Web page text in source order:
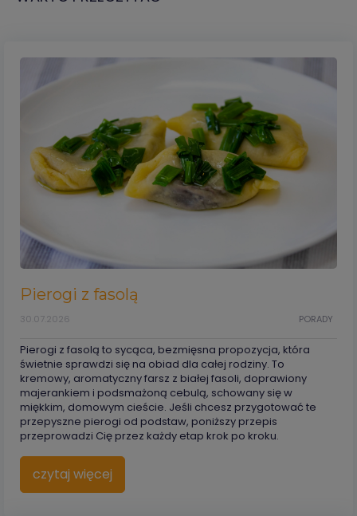
Pierogi z fasolą
PORADY
30.07.2026
Pierogi z fasolą to sycąca, bezmięsna propozycja, która
świetnie sprawdzi się na obiad dla całej rodziny. To
kremowy, aromatyczny farsz z białej fasoli, doprawiony
majerankiem i podsmażoną cebulą, schowany się w
miękkim, domowym cieście. Jeśli chcesz przygotować te
przepyszne pierogi od podstaw, poniższy przepis
przeprowadzi Cię przez każdy etap krok po kroku.
czytaj więcej